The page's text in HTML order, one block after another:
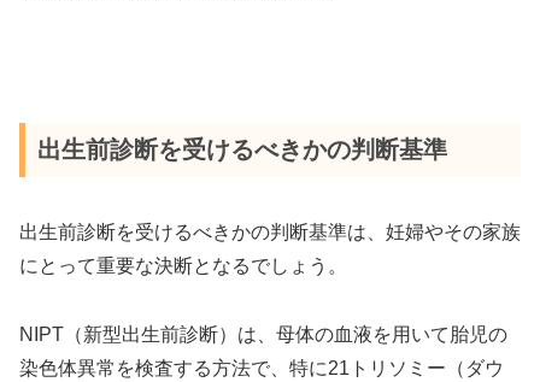
出生前診断を受けるべきかの判断基準
出生前診断を受けるべきかの判断基準は、妊婦やその家族
にとって重要な決断となるでしょう。
NIPT（新型出生前診断）は、母体の血液を用いて胎児の
染色体異常を検査する方法で、特に21トリソミー（ダウ